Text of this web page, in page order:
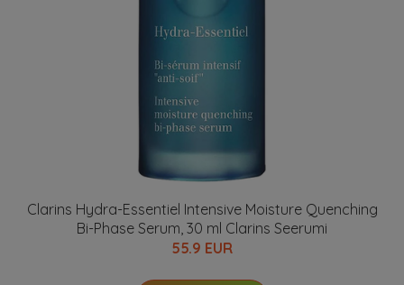
Clarins Hydra-Essentiel Intensive Moisture Quenching
Bi-Phase Serum, 30 ml Clarins Seerumi
55.9 EUR